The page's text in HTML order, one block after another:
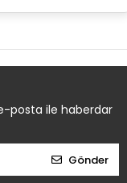
posta ile haberdar
Gönder